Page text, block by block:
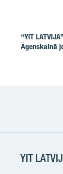
“YIT
Āgenskalnā
YIT